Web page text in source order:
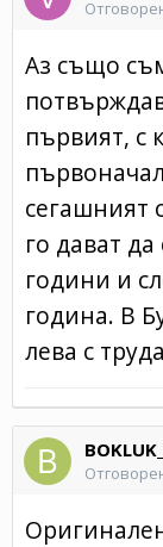
Аз също
първият, с
сегашният
го дават
години и
година. В
лева с